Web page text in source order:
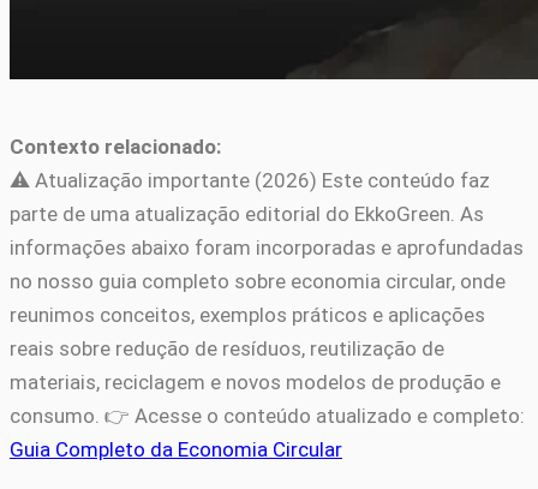
Contexto relacionado:
⚠️ Atualização importante (2026) Este conteúdo faz
parte de uma atualização editorial do EkkoGreen. As
informações abaixo foram incorporadas e aprofundadas
no nosso guia completo sobre economia circular, onde
reunimos conceitos, exemplos práticos e aplicações
reais sobre redução de resíduos, reutilização de
materiais, reciclagem e novos modelos de produção e
consumo. 👉 Acesse o conteúdo atualizado e completo:
Guia Completo da Economia Circular